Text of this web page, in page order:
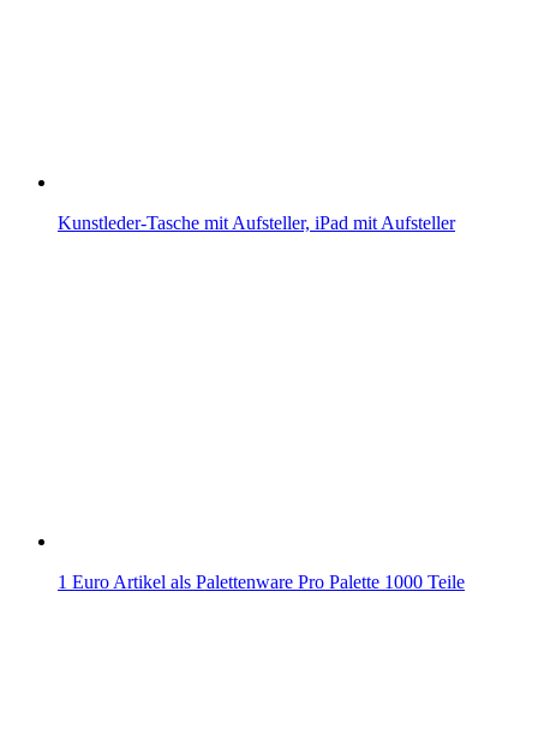
Kunstleder-Tasche mit Aufsteller, iPad mit Aufsteller
1 Euro Artikel als Palettenware Pro Palette 1000 Teile